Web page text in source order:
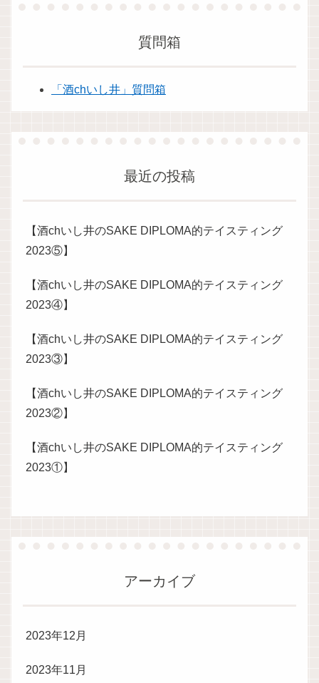
質問箱
「酒chいし井」質問箱
最近の投稿
【酒chいし井のSAKE DIPLOMA的テイスティング
2023⑤】
【酒chいし井のSAKE DIPLOMA的テイスティング
2023④】
【酒chいし井のSAKE DIPLOMA的テイスティング
2023③】
【酒chいし井のSAKE DIPLOMA的テイスティング
2023②】
【酒chいし井のSAKE DIPLOMA的テイスティング
2023①】
アーカイブ
2023年12月
2023年11月